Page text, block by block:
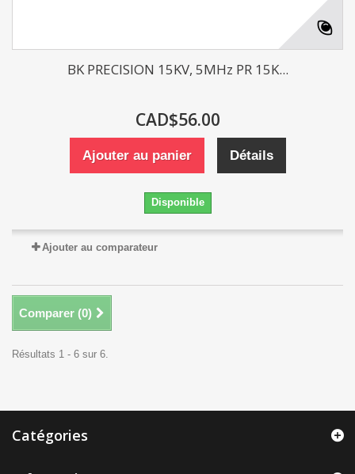
BK PRECISION 15KV, 5MHz PR 15K...
CAD$56.00
Ajouter au panier Détails
Disponible
Ajouter au comparateur
Comparer (0)
Résultats 1 - 6 sur 6.
Catégories